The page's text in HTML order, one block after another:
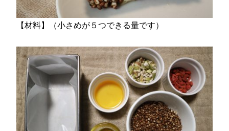
【材料】（小さめが５つできる量です）